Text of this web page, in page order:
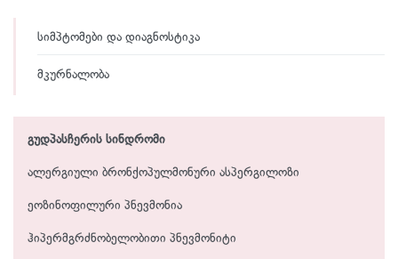
სიმპტომები და დიაგნოსტიკა
მკურნალობა
გუდპასჩერის სინდრომი
ალერგიული ბრონქოპულმონური ასპერგილოზი
ეოზინოფილური პნევმონია
ჰიპერმგრძნობელობითი პნევმონიტი